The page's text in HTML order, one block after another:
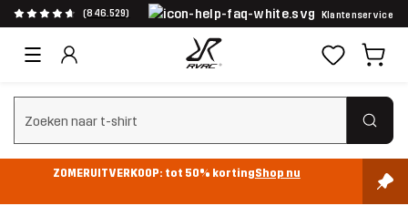
(846.529) Klantenservice
Zoeken wissen
ZOMERUITVERKOOP: tot 50% kortingShop nu